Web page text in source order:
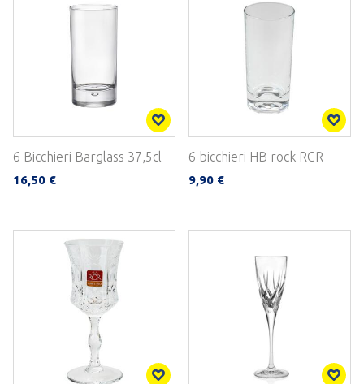
6 Bicchieri Barglass 37,5cl
16,50 €
6 bicchieri HB rock RCR
9,90 €